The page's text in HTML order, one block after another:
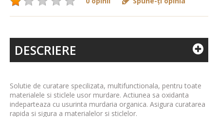
DESCRIERE
Solutie de curatare specilizata, multifunctionala, pentru toate
materialele si sticlele usor murdare. Actiunea sa oxidanta
indeparteaza cu usurinta murdaria organica. Asigura curatarea
rapida si sigura a materialelor si sticlelor.